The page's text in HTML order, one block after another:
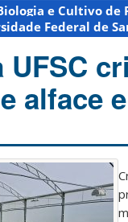
e Cultivo de
Federal de
UFSC
alface